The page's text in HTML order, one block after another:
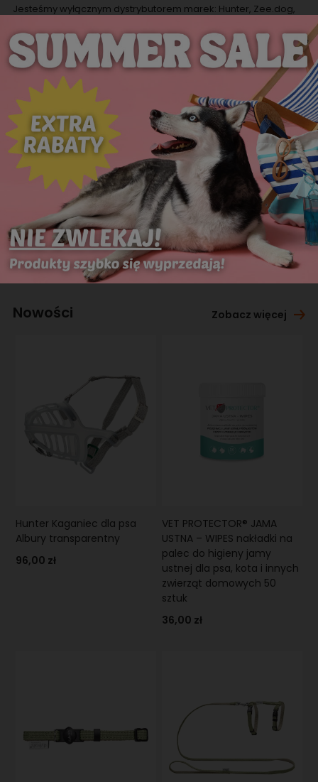
Jesteśmy wyłącznym dystrybutorem marek: Hunter, Zee.dog,
produkty dla psów i kotów oraz producentem ekologicznych
worków Eco Pets. Jesteśmy również dystrybutorem Rouchette -
marki oferującej obuwie dla kobiet, mężczyzn i dzieci.
Nowości Zobacz więcej
Hunter Kaganiec dla psa
Albury transparentny
96,00 zł
VET PROTECTOR® JAMA
USTNA – WIPES nakładki na
palec do higieny jamy
ustnej dla psa, kota i innych
zwierząt domowych 50
sztuk
36,00 zł